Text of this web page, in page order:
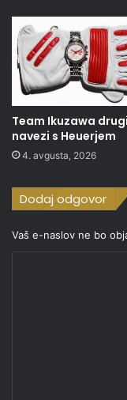
Team Ikuzawa
navezi s Heuerjem
4. avgusta, 2026
Dodaj odgovor
Vaš e-naslov ne bo